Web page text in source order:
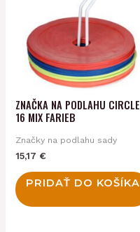
ZNAČKA NA PODLAHU CIRCLE
16 MIX FARIEB
Značky na podlahu sady
15,17 €
PRIDAŤ DO KOŠÍKA